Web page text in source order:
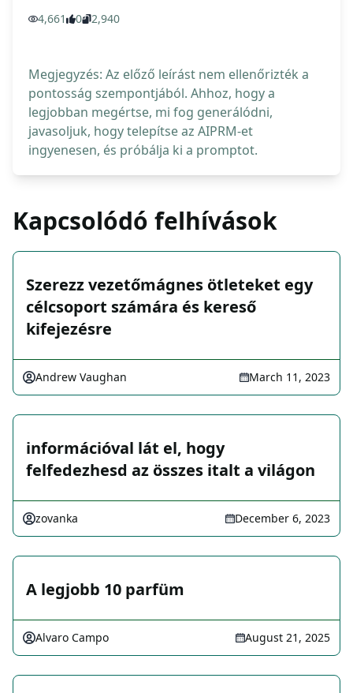
4,661 0 2,940
Megjegyzés: Az előző leírást nem ellenőrizték a
pontosság szempontjából. Ahhoz, hogy a
legjobban megértse, mi fog generálódni,
javasoljuk, hogy telepítse az AIPRM-et
ingyenesen, és próbálja ki a promptot.
Kapcsolódó felhívások
Szerezz vezetőmágnes ötleteket egy
célcsoport számára és kereső
kifejezésre
Andrew Vaughan March 11, 2023
információval lát el, hogy
felfedezhesd az összes italt a világon
zovanka December 6, 2023
A legjobb 10 parfüm
Alvaro Campo August 21, 2025